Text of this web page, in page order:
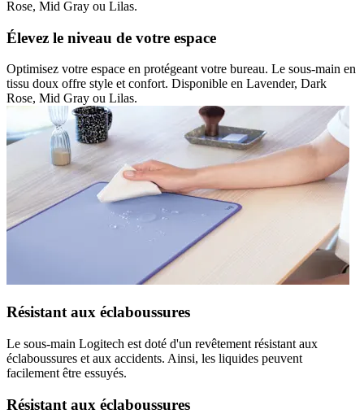
Rose, Mid Gray ou Lilas.
Élevez le niveau de votre espace
Optimisez votre espace en protégeant votre bureau. Le sous-main en
tissu doux offre style et confort. Disponible en Lavender, Dark
Rose, Mid Gray ou Lilas.
Résistant aux éclaboussures
Le sous-main Logitech est doté d'un revêtement résistant aux
éclaboussures et aux accidents. Ainsi, les liquides peuvent
facilement être essuyés.
Résistant aux éclaboussures